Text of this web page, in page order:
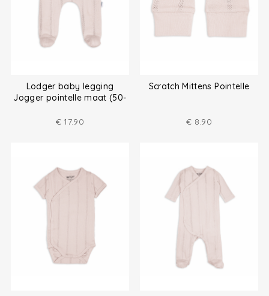
Lodger baby legging
Jogger pointelle maat (50-
€ 17.90
Scratch Mittens Pointelle
€ 8.90